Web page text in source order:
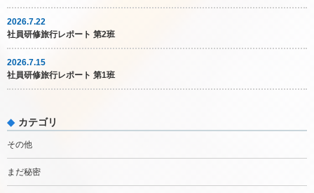
2026.7.22
社員研修旅行レポート 第2班
2026.7.15
社員研修旅行レポート 第1班
カテゴリ
その他
まだ秘密